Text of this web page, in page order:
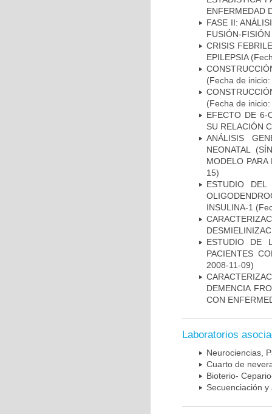
ENFERMEDAD
FASE II:
FUSIÓN-
CRISIS
EPILEPSIA
(Fecha de
(Fecha de
EFECTO DE 6-
SU RELACIÓN
ANÁLISIS
NEONATAL
MODELO
15)
ESTUDIO
INSULINA-1
ESTUDIO DE
PACIENTES
2008-11-09)
DEMENCIA
CON
Laboratorios
Neurociencias,
Cuarto de
Bioterio-
Secuenciación